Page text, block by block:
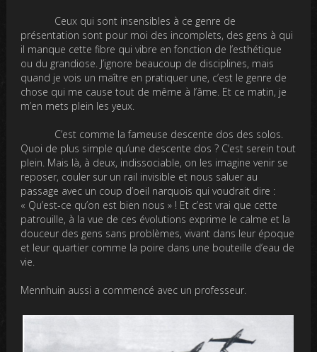
Ceux qui sont insensibles à ce genre de
présentation sont pour moi des incomplets, des gens à qui
il manque cette fibre qui vibre en fonction de l’esthétique
ou du grandiose. J’ignore beaucoup de disciplines, mais
quand je vois un maître en pratiquer une, c’est le genre de
chose qui me cause tout de même à l’âme. Et ce matin, je
m’en mets plein les yeux.
C’est comme la fameuse descente dos des solos.
Quoi de plus simple qu’une descente dos ? C’est serein tout
plein. Mais là, à deux, indissociable, on les imagine venir se
reposer, couler sur un rail invisible et nous saluer au
passage avec un coup d’oeil narquois qui voudrait dire :
« Qu’est-ce qu’on est bien nous » ! Et c’est vrai que cette
patrouille, à la vue de ces évolutions exprime le calme et la
douceur des gens sans problèmes, vivant dans leur époque
et leur quartier comme la poire dans une bouteille d’eau de
vie.
Mennhuin aussi a commencé avec un professeur.